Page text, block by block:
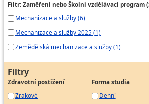
Filtr: Zaměření nebo Školní vzdělávací program
Mechanizace a služby (6)
Mechanizace a služby 2025 (1)
Zemědělská mechanizace a služby (1)
Filtry
Zdravotní postižení
Zrakové
Forma studia
Denní